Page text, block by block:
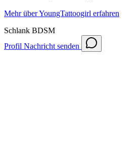
Mehr über YoungTattoogirl erfahren
Schlank BDSM
Profil Nachricht senden